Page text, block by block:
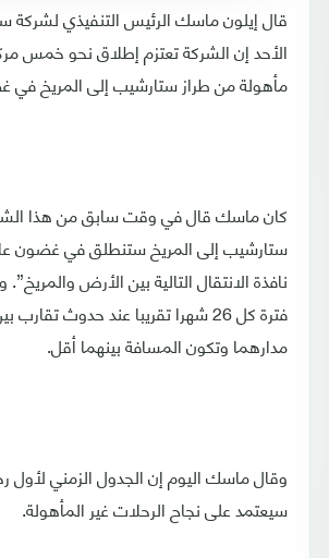
قال إيلون ماسك الرئيس التنفيذي
الأحد إن الشركة تعتزم إطلاق نحو خمس
مأهولة من طراز ستارشيب إلى المريخ في
كان ماسك قال في وقت سابق من هذا
ستارشيب إلى المريخ ستنطلق في غضون
نافذة الانتقال التالية بين الأرض
فترة كل 26 شهرا تقريبا عند حدوث
مدارهما وتكون المسافة بينهما أقل.
وقال ماسك اليوم إن الجدول الزمني لأول
سيعتمد على نجاح الرحلات غير المأهولة.